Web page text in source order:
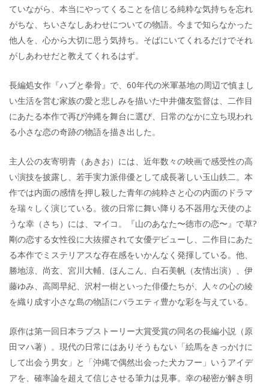
ていながら、本当にやってくることを信じる純粋な気持ちを忘れ
がちな、ちいさなしあわせについての物語。今まで知らなかった
他人を、心から大切に思う気持ち。そばにいてくれるだけでそれ
がしあわせだと教えてくれるはず。
長編処女作『ハブと拳骨』で、60年代の米軍基地の周辺で慎まし
い生活を営む家族の愛と悲しみを描いた中井傭友監督は、二作目
にあたる本作で再び沖縄を舞台に選び、日常のなかに立ち現われ
る小さな恋の奇跡の物語を描き出した。
主人公の友寄明青（あきお）には、近年数々の映画で感受性の高
い演技を披露し、若手実力派俳優として成長著しい玉山鉄二。本
作では内面の感情を押し殺した青年の純粋さと心の内面のドラマ
を瑞々しく演じている。彼の日常に舞い降りる不器用な天使のよ
うな幸（さち）には、マイコ。『山のあなた〜徳市の恋〜』で草?
剛の恋する女性役に大抜擢されて女優デビューし、二作目にあた
る本作でミステリアスな存在感をいかんなく発揮している。他、
勝地涼、尚玄、宮川大輔、ほんこん、白石美帆（友情出演）、伊
藤ゆみ、高岡早紀、沢村一樹といった俳優たちが、人々の心の綾
を織り成す小さな島の物語にバラエティ豊かな彩を与えている。
原作は第一回日本ラブストーリー大賞受賞の同名の長編小説（原
田マハ著）。現代の日常にはありそうもない「絵馬をきっかけに
して出会う男女」と「沖縄で偶然出会った犬カフー」いうアイデ
アを、確率論を超えて信じさせる筆力は見事。幸の秘密が解き明